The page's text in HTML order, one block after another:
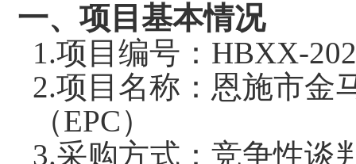
一、项目基本情况
1.项目编号： HBXX-
2.项目名称： 恩施市金
（EPC）
3.采购方式： 竞争性谈